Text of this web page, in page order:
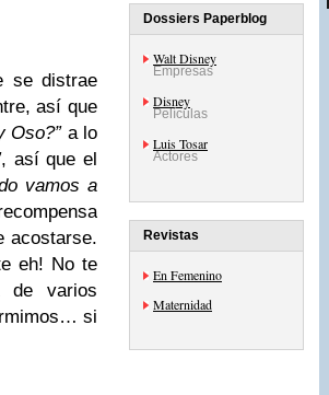
se distrae
así que
Oso?”a lo
, así que el
vamos a
acostarse.
eh! No te
de varios
si
Dossiers Paperblog
Walt Disney
Empresas
Disney
Películas
Luis Tosar
Actores
Revistas
En Femenino
Maternidad